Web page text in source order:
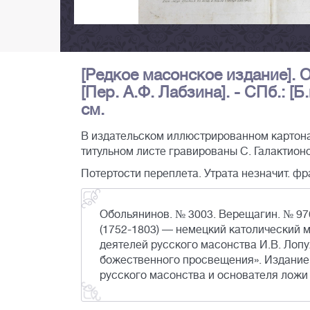
[Редкое масонское издание].
[Пер. А.Ф. Лабзина]. - СПб.:
см.
В издательском иллюстрированном
титульном листе гравированы С.
Потертости переплета. Утрата незначит.
Обольянинов. № 3003. Верещагин. №
(1752-1803) — немецкий католический
деятелей русского масонства И.В.
божественного просвещения».
русского масонства и основателя